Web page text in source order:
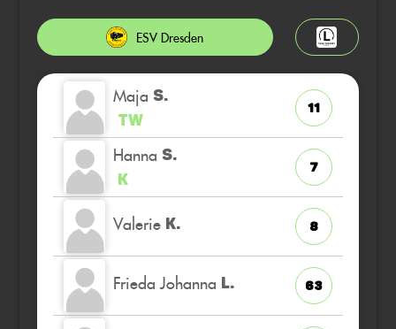
ESV Dresden
Maja S.
TW
11
Hanna S.
K
7
Valerie K. 8
Frieda Johanna L. 63